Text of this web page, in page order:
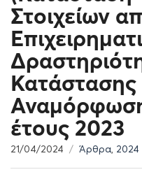
Στοιχείων
έτους 2023
21/04/2024 Άρθρα, 2024